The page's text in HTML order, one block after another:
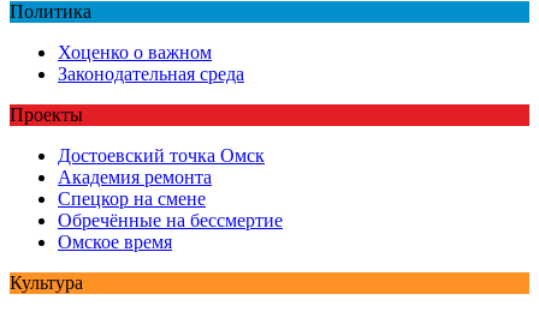
Политика
Хоценко о важном
Законодательная среда
Проекты
Достоевский точка Омск
Академия ремонта
Спецкор на смене
Обречённые на бессмертие
Омское время
Культура